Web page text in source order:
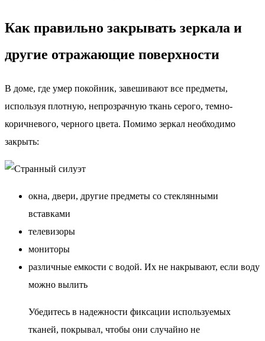
Как правильно закрывать зеркала и
другие отражающие поверхности
В доме, где умер покойник, завешивают все предметы,
используя плотную, непрозрачную ткань серого, темно-
коричневого, черного цвета. Помимо зеркал необходимо
закрыть:
окна, двери, другие предметы со стеклянными
вставками
телевизоры
мониторы
различные емкости с водой. Их не накрывают, если воду
можно вылить
Убедитесь в надежности фиксации используемых
тканей, покрывал, чтобы они случайно не